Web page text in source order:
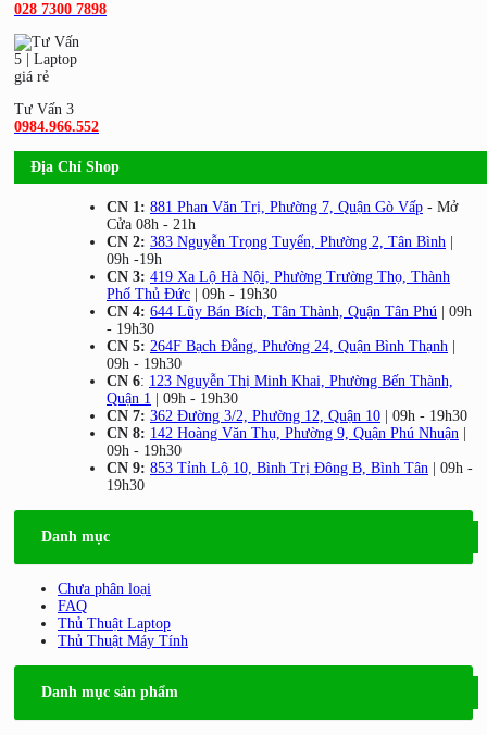
028 7300 7898
Tư Vấn 3
0984.966.552
Địa Chỉ Shop
CN 1: 881 Phan Văn Trị, Phường 7, Quận Gò Vấp - Mở
Cửa 08h - 21h
CN 2: 383 Nguyễn Trọng Tuyển, Phường 2, Tân Bình
09h -19h
CN 3: 419 Xa Lộ Hà Nội, Phường Trường Thọ, Thành
Phố Thủ Đức | 09h - 19h30
CN 4: 644 Lũy Bán Bích, Tân Thành, Quận Tân Phú | 09h
- 19h30
CN 5: 264F Bạch Đằng, Phường 24, Quận Bình Thạnh
09h - 19h30
CN 6: 123 Nguyễn Thị Minh Khai, Phường Bến Thành,
Quận 1 | 09h - 19h30
CN 7: 362 Đường 3/2, Phường 12, Quận 10 | 09h - 19h30
CN 8: 142 Hoàng Văn Thụ, Phường 9, Quận Phú Nhuận
09h - 19h30
CN 9: 853 Tỉnh Lộ 10, Bình Trị Đông B, Bình Tân | 09h -
19h30
Danh mục
Chưa phân loại
FAQ
Thủ Thuật Laptop
Thủ Thuật Máy Tính
Danh mục sản phẩm